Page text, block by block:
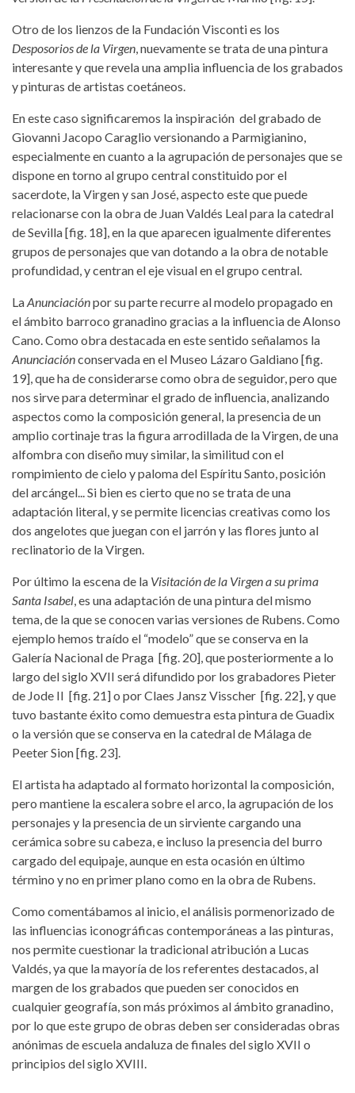
Otro de los lienzos de la Fundación Visconti es los
Desposorios de la Virgen, nuevamente se trata de una pintura
interesante y que revela una amplia influencia de los grabados
y pinturas de artistas coetáneos.
En este caso significaremos la inspiración del grabado de
Giovanni Jacopo Caraglio versionando a Parmigianino,
especialmente en cuanto a la agrupación de personajes que se
dispone en torno al grupo central constituido por el
sacerdote, la Virgen y san José, aspecto este que puede
relacionarse con la obra de Juan Valdés Leal para la catedral
de Sevilla [fig. 18], en la que aparecen igualmente diferentes
grupos de personajes que van dotando a la obra de notable
profundidad, y centran el eje visual en el grupo central.
LaAnunciaciónpor su parte recurre al modelo propagado en
el ámbito barroco granadino gracias a la influencia de Alonso
Cano. Como obra destacada en este sentido señalamos la
Anunciaciónconservada en el Museo Lázaro Galdiano [fig.
19], que ha de considerarse como obra de seguidor, pero que
nos sirve para determinar el grado de influencia, analizando
aspectos como la composición general, la presencia de un
amplio cortinaje tras la figura arrodillada de la Virgen, de una
alfombra con diseño muy similar, la similitud con el
rompimiento de cielo y paloma del Espíritu Santo, posición
del arcángel... Si bien es cierto que no se trata de una
adaptación literal, y se permite licencias creativas como los
dos angelotes que juegan con el jarrón y las flores junto al
reclinatorio de la Virgen.
Por último la escena de la Visitación de la Virgen a su prima
Santa Isabel, es una adaptación de una pintura del mismo
tema, de la que se conocen varias versiones de Rubens. Como
ejemplo hemos traído el “modelo” que se conserva en la
Galería Nacional de Praga [fig. 20], que posteriormente a lo
largo del siglo XVII será difundido por los grabadores Pieter
de Jode II [fig. 21] o por Claes Jansz Visscher [fig. 22], y que
tuvo bastante éxito como demuestra esta pintura de Guadix
o la versión que se conserva en la catedral de Málaga de
Peeter Sion [fig. 23].
El artista ha adaptado al formato horizontal la composición,
pero mantiene la escalera sobre el arco, la agrupación de los
personajes y la presencia de un sirviente cargando una
cerámica sobre su cabeza, e incluso la presencia del burro
cargado del equipaje, aunque en esta ocasión en último
término y no en primer plano como en la obra de Rubens.
Como comentábamos al inicio, el análisis pormenorizado de
las influencias iconográficas contemporáneas a las pinturas,
nos permite cuestionar la tradicional atribución a Lucas
Valdés, ya que la mayoría de los referentes destacados, al
margen de los grabados que pueden ser conocidos en
cualquier geografía, son más próximos al ámbito granadino,
por lo que este grupo de obras deben ser consideradas obras
anónimas de escuela andaluza de finales del siglo XVII o
principios del siglo XVIII.